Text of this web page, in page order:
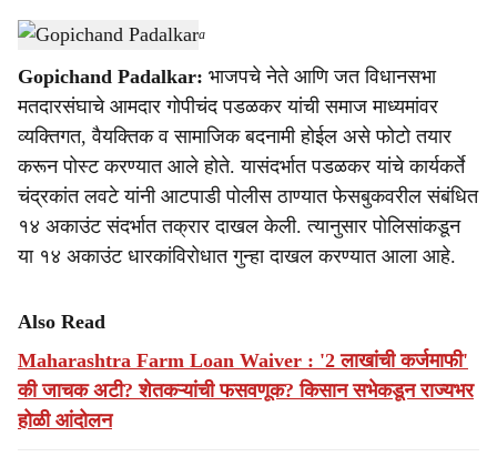
a
r
e
Gopichand Padalkar -Sarkarnama
Gopichand Padalkar: भाजपचे नेते आणि जत विधानसभा
मतदारसंघाचे आमदार गोपीचंद पडळकर यांची समाज माध्यमांवर
व्यक्तिगत, वैयक्तिक व सामाजिक बदनामी होईल असे फोटो तयार
करून पोस्ट करण्यात आले होते. यासंदर्भात पडळकर यांचे कार्यकर्ते
चंद्रकांत लवटे यांनी आटपाडी पोलीस ठाण्यात फेसबुकवरील संबंधित
१४ अकाउंट संदर्भात तक्रार दाखल केली. त्यानुसार पोलिसांकडून
या १४ अकाउंट धारकांविरोधात गुन्हा दाखल करण्यात आला आहे.
Also Read
Maharashtra Farm Loan Waiver : '2 लाखांची कर्जमाफी'
की जाचक अटी? शेतकऱ्यांची फसवणूक? किसान सभेकडून राज्यभर
होळी आंदोलन